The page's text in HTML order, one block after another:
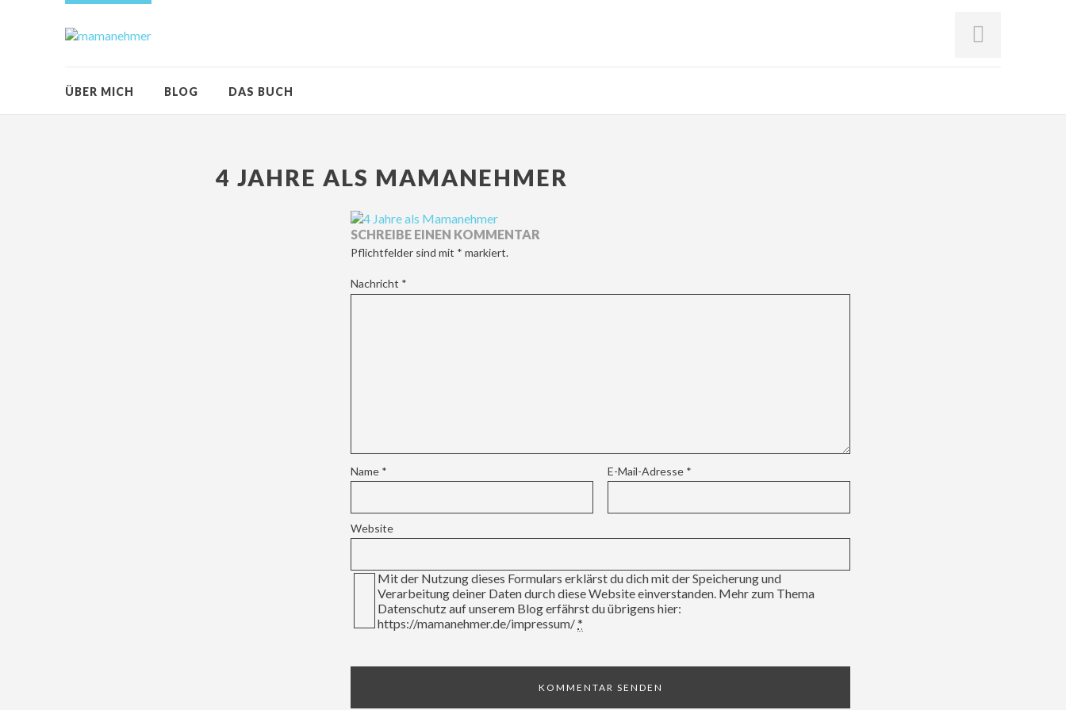
ÜBER MICH BLOG DAS BUCH
4 JAHRE ALS MAMANEHMER
SCHREIBE EINEN KOMMENTAR
Pflichtfelder sind mit * markiert.
Nachricht *
Name * E-Mail-Adresse *
Website
Mit der Nutzung dieses Formulars erklärst du dich mit der Speicherung und
Verarbeitung deiner Daten durch diese Website einverstanden. Mehr zum Thema
Datenschutz auf unserem Blog erfährst du übrigens hier:
https://mamanehmer.de/impressum/*